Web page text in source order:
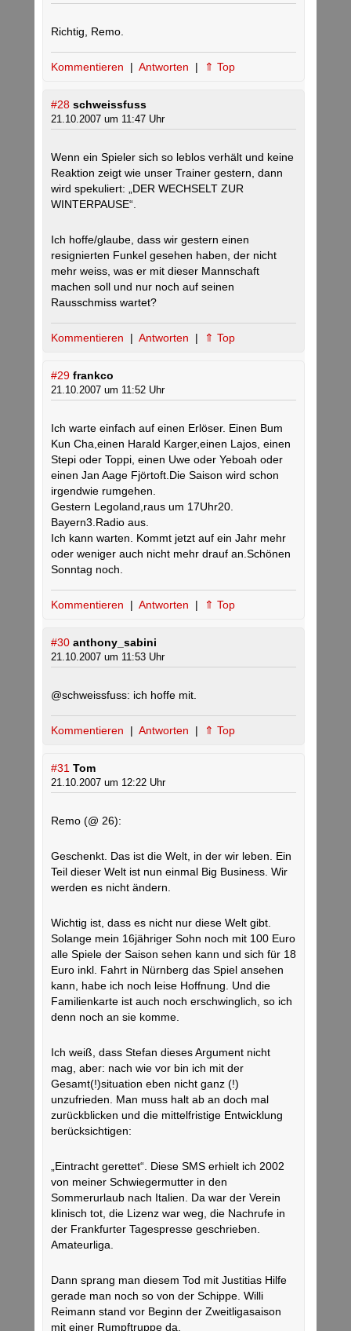
Richtig, Remo.
Kommentieren | Antworten | ⇑ Top
#28 schweissfuss
21.10.2007 um 11:47 Uhr
Wenn ein Spieler sich so leblos verhält und keine
Reaktion zeigt wie unser Trainer gestern, dann
wird spekuliert: „DER WECHSELT ZUR
WINTERPAUSE“.
Ich hoffe/glaube, dass wir gestern einen
resignierten Funkel gesehen haben, der nicht
mehr weiss, was er mit dieser Mannschaft
machen soll und nur noch auf seinen
Rausschmiss wartet?
Kommentieren | Antworten | ⇑ Top
#29 frankco
21.10.2007 um 11:52 Uhr
Ich warte einfach auf einen Erlöser. Einen Bum
Kun Cha,einen Harald Karger,einen Lajos, einen
Stepi oder Toppi, einen Uwe oder Yeboah oder
einen Jan Aage Fjörtoft.Die Saison wird schon
irgendwie rumgehen.
Gestern Legoland,raus um 17Uhr20.
Bayern3.Radio aus.
Ich kann warten. Kommt jetzt auf ein Jahr mehr
oder weniger auch nicht mehr drauf an.Schönen
Sonntag noch.
Kommentieren | Antworten | ⇑ Top
#30 anthony_sabini
21.10.2007 um 11:53 Uhr
@schweissfuss: ich hoffe mit.
Kommentieren | Antworten | ⇑ Top
#31 Tom
21.10.2007 um 12:22 Uhr
Remo (@ 26):
Geschenkt. Das ist die Welt, in der wir leben. Ein
Teil dieser Welt ist nun einmal Big Business. Wir
werden es nicht ändern.
Wichtig ist, dass es nicht nur diese Welt gibt.
Solange mein 16jähriger Sohn noch mit 100 Euro
alle Spiele der Saison sehen kann und sich für 18
Euro inkl. Fahrt in Nürnberg das Spiel ansehen
kann, habe ich noch leise Hoffnung. Und die
Familienkarte ist auch noch erschwinglich, so ich
denn noch an sie komme.
Ich weiß, dass Stefan dieses Argument nicht
mag, aber: nach wie vor bin ich mit der
Gesamt(!)situation eben nicht ganz (!)
unzufrieden. Man muss halt ab an doch mal
zurückblicken und die mittelfristige Entwicklung
berücksichtigen:
„Eintracht gerettet“. Diese SMS erhielt ich 2002
von meiner Schwiegermutter in den
Sommerurlaub nach Italien. Da war der Verein
klinisch tot, die Lizenz war weg, die Nachrufe in
der Frankfurter Tagespresse geschrieben.
Amateurliga.
Dann sprang man diesem Tod mit Justitias Hilfe
gerade man noch so von der Schippe. Willi
Reimann stand vor Beginn der Zweitligasaison
mit einer Rumpftruppe da.